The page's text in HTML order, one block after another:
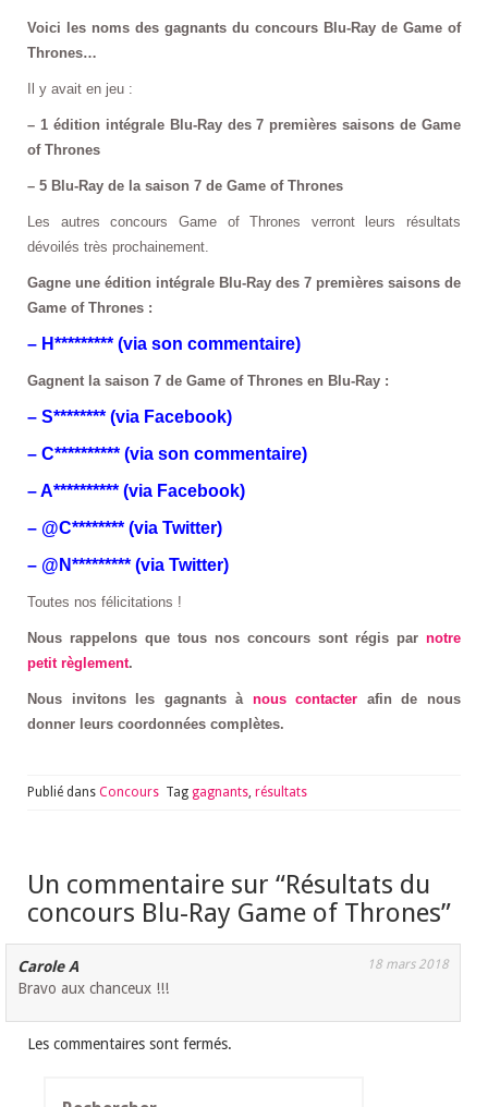
Voici les noms des gagnants du concours Blu-Ray de Game of
Thrones…
Il y avait en jeu :
– 1 édition intégrale Blu-Ray des 7 premières saisons de Game
of Thrones
– 5 Blu-Ray de la saison 7 de Game of Thrones
Les autres concours Game of Thrones verront leurs résultats
dévoilés très prochainement.
Gagne une édition intégrale Blu-Ray des 7 premières saisons de
Game of Thrones :
– H********* (via son commentaire)
Gagnent la saison 7 de Game of Thrones en Blu-Ray :
– S******** (via Facebook)
– C********** (via son commentaire)
– A********** (via Facebook)
– @C******** (via Twitter)
– @N********* (via Twitter)
Toutes nos félicitations !
Nous rappelons que tous nos concours sont régis par notre
petit règlement.
Nous invitons les gagnants à nous contacter afin de nous
donner leurs coordonnées complètes.
Publié dans Concours Tag gagnants, résultats
Un commentaire sur “Résultats du
concours Blu-Ray Game of Thrones”
Carole A 18 mars 2018
Bravo aux chanceux !!!
Les commentaires sont fermés.